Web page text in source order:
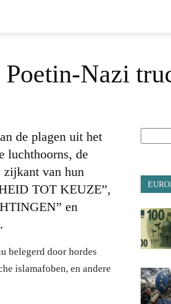
Nazi
de plagen uit het
luchthoorns, de
zijkant van hun
TOT KEUZE”,
en
.
belegerd door hordes
islamafoben, en andere